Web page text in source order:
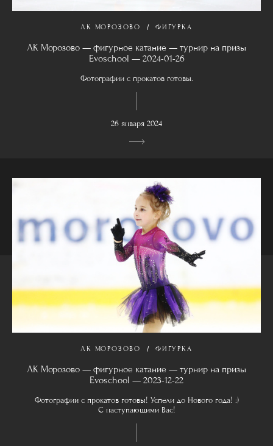
ЛК МОРОЗОВО ФИГУРКА
ЛК Морозово — фигурное катание — турнир на призы
Evoschool — 2024-01-26
Фотографии с прокатов готовы.
26 января 2024
ЛК МОРОЗОВО ФИГУРКА
ЛК Морозово — фигурное катание — турнир на призы
Evoschool — 2023-12-22
Фотографии с прокатов готовы! Успели до Нового года! :)
С наступающими Вас!